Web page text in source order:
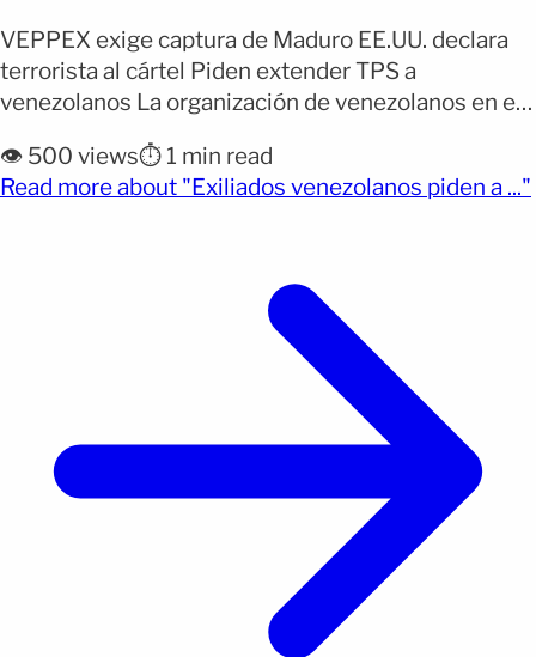
VEPPEX exige captura de Maduro EE.UU. declara
terrorista al cártel Piden extender TPS a
venezolanos La organización de venezolanos en el
presidente Donald Trump: capturar a Nicolás
Maduro y más de 400 funcionarios vinculados al
👁️ 500 views⏱️ 1 min read
Read more about "Exiliados venezolanos piden a ..."